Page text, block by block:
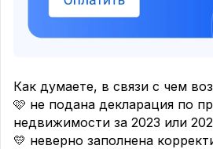
Как думаете, в связи с чем
🩷 не подана декларация по
недвижимости за 2023 или
💛 неверно заполнена